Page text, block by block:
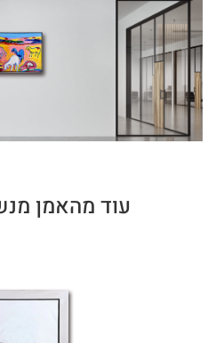
עוד מהאמן